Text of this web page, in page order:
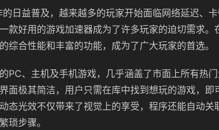
日益普及，越来越多的玩家开始面临网络延迟、卡
款好用的游戏加速器成为了许多玩家的迫切需求。
综合性能和丰富的功能，成为了广大玩家的首选。
PC、主机及手机游戏，几乎涵盖了市面上所有热
面极其简洁，用户只需在库中找到想玩的游戏，即
态光效不仅带来了视觉上的享受，程序还能自动关
琐步骤。